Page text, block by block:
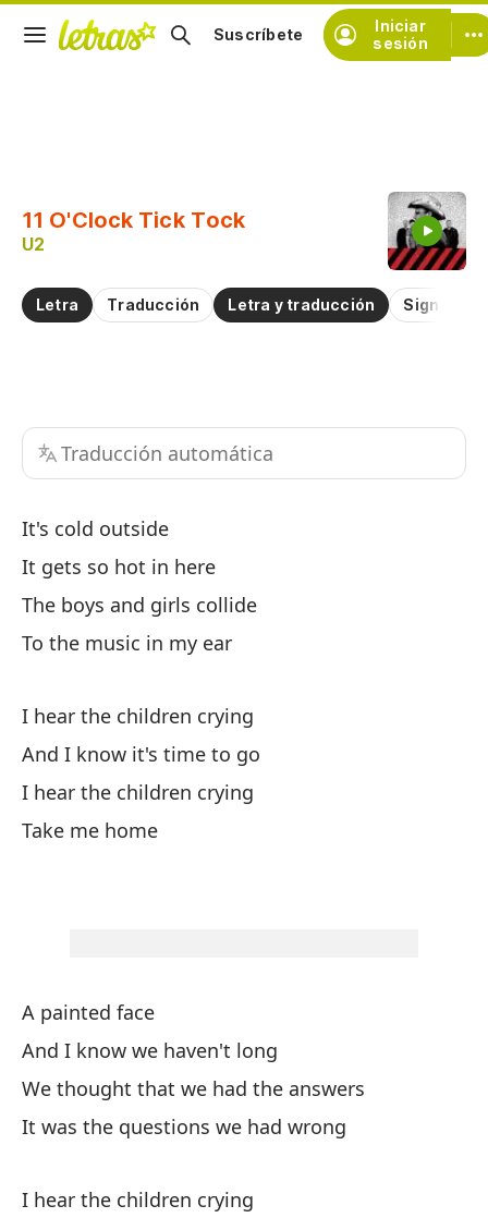
Iniciar
sesión
Suscríbete
11 O'Clock Tick Tock
U2
Letra Traducción Letra y traducción
Traducción automática
It's cold outside
It gets so hot in here
The boys and girls collide
To the music in my ear
I hear the children crying
And I know it's time to go
I hear the children crying
Take me home
A painted face
And I know we haven't long
We thought that we had the answers
It was the questions we had wrong
I hear the children crying
Practicar la pronunciación de